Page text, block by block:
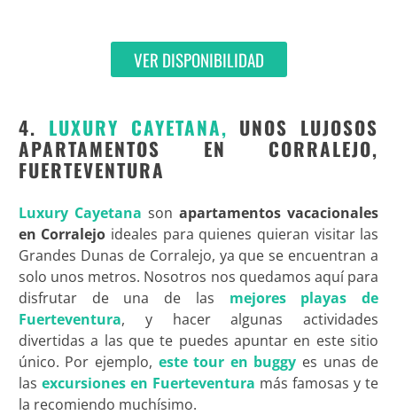
VER DISPONIBILIDAD
4. LUXURY CAYETANA, UNOS LUJOSOS
APARTAMENTOS EN CORRALEJO,
FUERTEVENTURA
Luxury Cayetana sonapartamentos vacacionales
en Corralejo ideales para quienes quieran visitar las
Grandes Dunas de Corralejo, ya que se encuentran a
solo unos metros. Nosotros nos quedamos aquí para
disfrutar de una de las mejores playas de
Fuerteventura, y hacer algunas actividades
divertidas a las que te puedes apuntar en este sitio
único. Por ejemplo, este tour en buggy es unas de
las excursiones en Fuerteventura más famosas y te
la recomiendo muchísimo.